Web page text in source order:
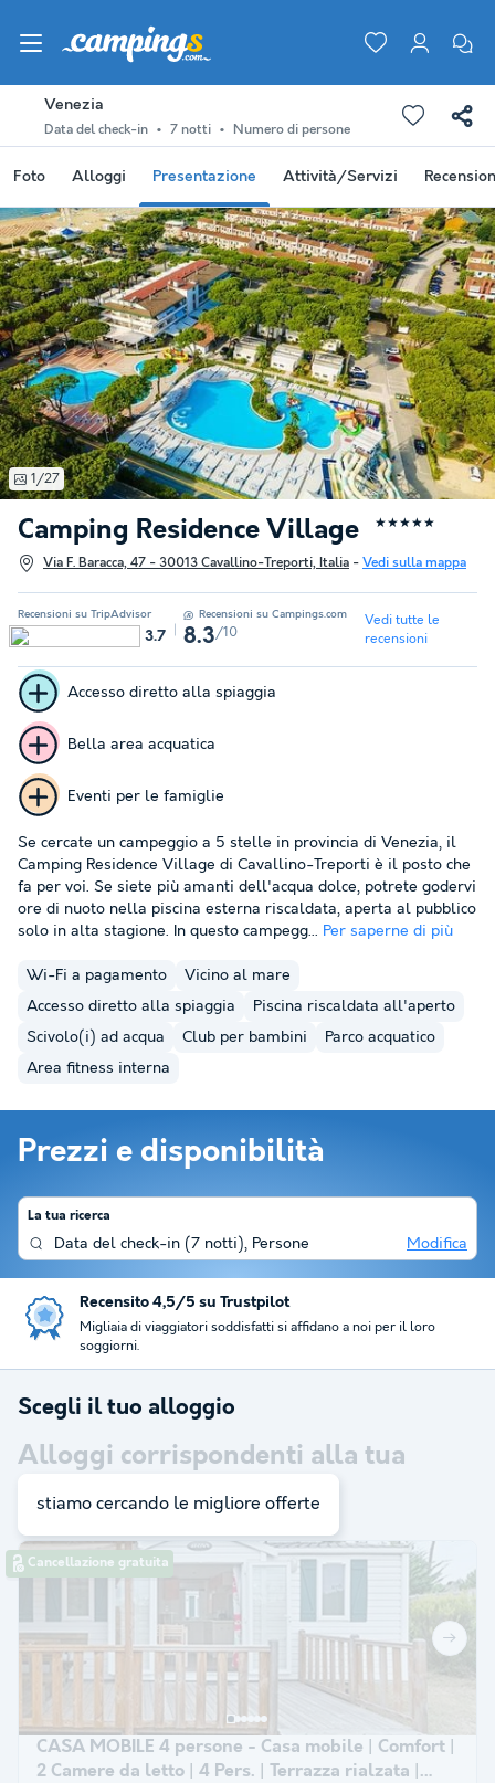
Venezia
Data del check-in 7 notti Numero di persone
Foto Alloggi Presentazione Attività/Servizi
Camping Residence Village ★★★★★
Via F. Baracca, 47 - 30013 Cavallino-Treporti, Italia - Vedi sulla mappa
1/27
Recensioni su TripAdvisor
3.7
Recensioni su Campings.com
8.3/10
Vedi tutte le
recensioni
Accesso diretto alla spiaggia
Bella area acquatica
Eventi per le famiglie
Se cercate un campeggio a 5 stelle in provincia di Venezia, il
Camping Residence Village di Cavallino-Treporti è il posto che
fa per voi. Se siete più amanti dell'acqua dolce, potrete godervi
ore di nuoto nella piscina esterna riscaldata, aperta al pubblico
solo in alta stagione. In questo campegg... Per saperne di più
Wi-Fi a pagamento
Vicino al mare
Accesso diretto alla spiaggia
Piscina riscaldata all'aperto
Scivolo(i) ad acqua
Club per bambini
Parco acquatico
Area fitness interna
Prezzi e disponibilità
La tua ricerca
Data del check-in (7 notti), Persone Modifica
Recensito 4,5/5 su Trustpilot
Migliaia di viaggiatori soddisfatti si affidano a noi per il loro
soggiorni.
Scegli il tuo alloggio
Alloggi corrispondenti alla tua
ricerca:3
Cancellazione gratuita
CASA MOBILE 4 persone - Casa mobile | Comfort |
2 Camere da letto | 4 Pers. | Terrazza rialzata |
stiamo cercando le migliore offerte